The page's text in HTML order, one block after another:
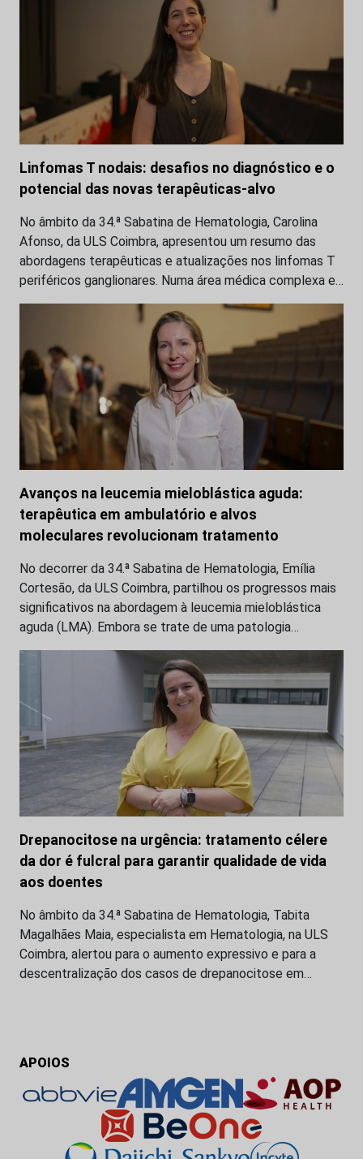
Linfomas T nodais: desafios no diagnóstico e o
potencial das novas terapêuticas-alvo
No âmbito da 34.ª Sabatina de Hematologia, Carolina
Afonso, da ULS Coimbra, apresentou um resumo das
abordagens terapêuticas e atualizações nos linfomas T
periféricos ganglionares. Numa área médica complexa e…
Avanços na leucemia mieloblástica aguda:
terapêutica em ambulatório e alvos
moleculares revolucionam tratamento
No decorrer da 34.ª Sabatina de Hematologia, Emília
Cortesão, da ULS Coimbra, partilhou os progressos mais
significativos na abordagem à leucemia mieloblástica
aguda (LMA). Embora se trate de uma patologia…
Drepanocitose na urgência: tratamento célere
da dor é fulcral para garantir qualidade de vida
aos doentes
No âmbito da 34.ª Sabatina de Hematologia, Tabita
Magalhães Maia, especialista em Hematologia, na ULS
Coimbra, alertou para o aumento expressivo e para a
descentralização dos casos de drepanocitose em…
APOIOS